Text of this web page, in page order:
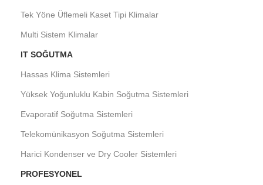
Tek Yöne Üflemeli Kaset Tipi Klimalar
Multi Sistem Klimalar
IT SOĞUTMA
Hassas Klima Sistemleri
Yüksek Yoğunluklu Kabin Soğutma Sistemleri
Evaporatif Soğutma Sistemleri
Telekomünikasyon Soğutma Sistemleri
Harici Kondenser ve Dry Cooler Sistemleri
PROFESYONEL